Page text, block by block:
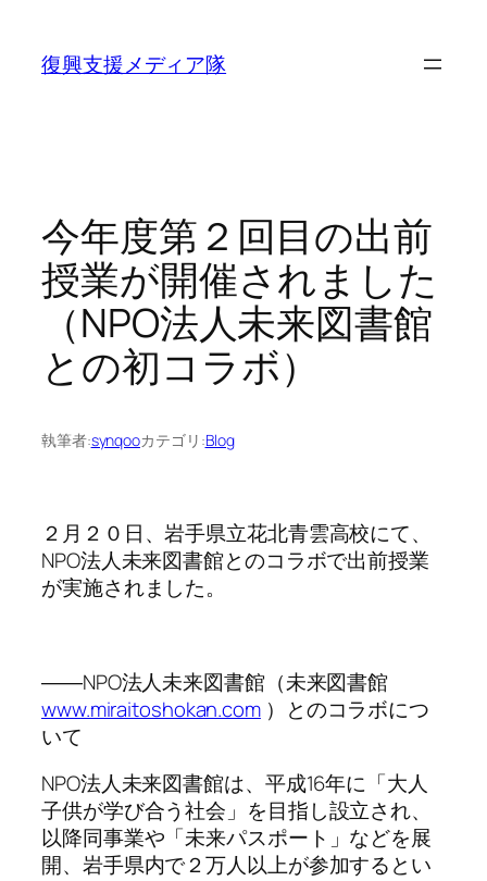
復興支援メディア隊
今年度第２回目の出前
授業が開催されました
（NPO法人未来図書館
との初コラボ）
執筆者:synqooカテゴリ:Blog
２月２０日、岩手県立花北青雲高校にて、
NPO法人未来図書館とのコラボで出前授業
が実施されました。
――NPO法人未来図書館（未来図書館
www.miraitoshokan.com）とのコラボにつ
いて
NPO法人未来図書館は、平成16年に「大人
子供が学び合う社会」を目指し設立され、
以降同事業や「未来パスポート」などを展
開、岩手県内で２万人以上が参加するとい